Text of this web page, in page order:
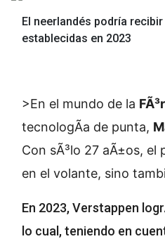
El neerlandés podría
establecidas en 2023
>En el mundo de la
tecnologÃ­a de punta,
Con sÃ³lo 27 aÃ±os,
en el volante, sino
En 2023, Verstappen
lo cual, teniendo en